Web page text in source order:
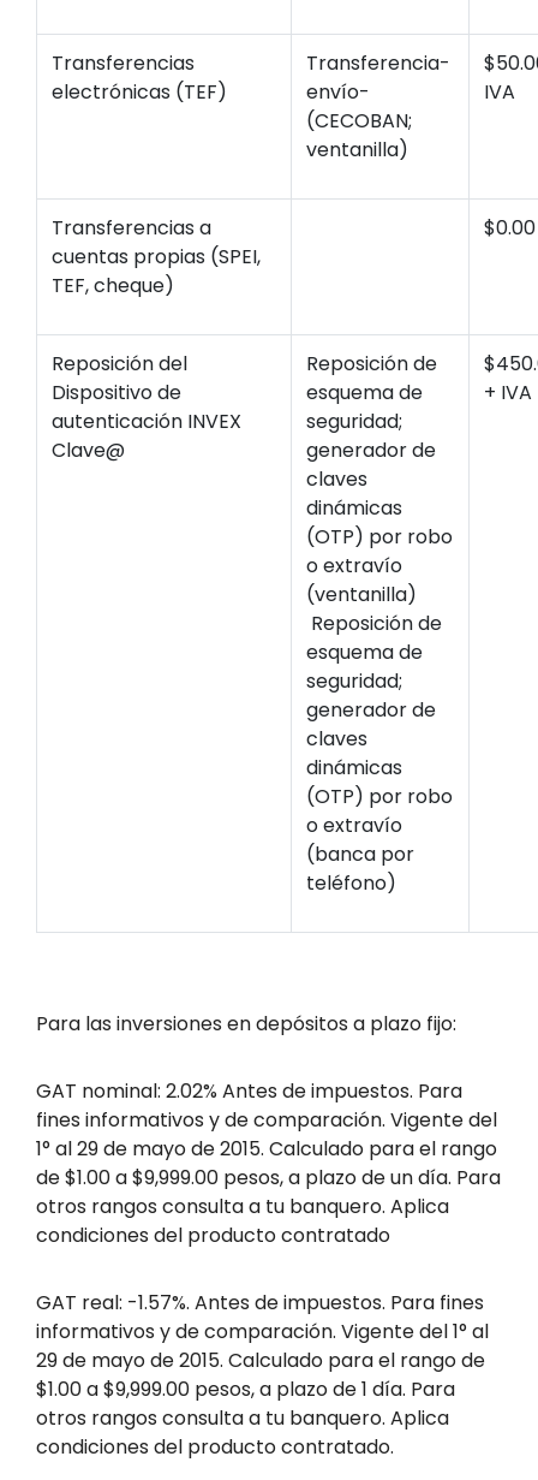
Transferencias
electrónicas (TEF)
Transferencia-
envío-
(CECOBAN;
ventanilla)
IVA
Transferencias a
cuentas propias (SPEI,
TEF, cheque)
$0.00
Reposición del
Dispositivo de
autenticación INVEX
Clave@
Reposición de
esquema de
seguridad;
generador de
claves
dinámicas
(OTP) por robo
o extravío
(ventanilla)
Reposición de
esquema de
seguridad;
generador de
claves
dinámicas
(OTP) por robo
o extravío
(banca por
teléfono)
+ IVA
Para las inversiones en depósitos a plazo fijo:
GAT nominal: 2.02% Antes de impuestos. Para
fines informativos y de comparación. Vigente del
1° al 29 de mayo de 2015. Calculado para el rango
de $1.00 a $9,999.00 pesos, a plazo de un día. Para
otros rangos consulta a tu banquero. Aplica
condiciones del producto contratado
GAT real: -1.57%. Antes de impuestos. Para fines
informativos y de comparación. Vigente del 1° al
29 de mayo de 2015. Calculado para el rango de
$1.00 a $9,999.00 pesos, a plazo de 1 día. Para
otros rangos consulta a tu banquero. Aplica
condiciones del producto contratado.